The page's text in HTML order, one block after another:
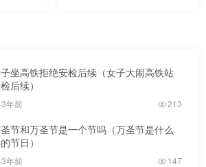
东大学的毕业生还是略高于山东省其他
北知名的985高校，能被录取是莫大的
坐高铁拒绝安检后续（女子大闹高铁站
后续）
3年前 213
节和万圣节是一个节吗（万圣节是什么
节日）
3年前 147